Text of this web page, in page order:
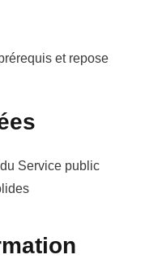
et repose
Service public